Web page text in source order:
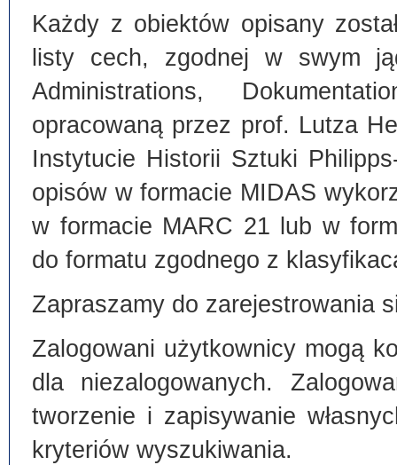
Każdy z obiektów opisany
listy cech, zgodnej w swym
Administrations,
opracowaną przez prof. Lutza
Instytucie Historii Sztuki
opisów w formacie MIDAS
w formacie MARC 21 lub w
do formatu zgodnego z
Zapraszamy do zarejestrowania
Zalogowani użytkownicy mogą
dla niezalogowanych.
tworzenie i zapisywanie
kryteriów wyszukiwania.